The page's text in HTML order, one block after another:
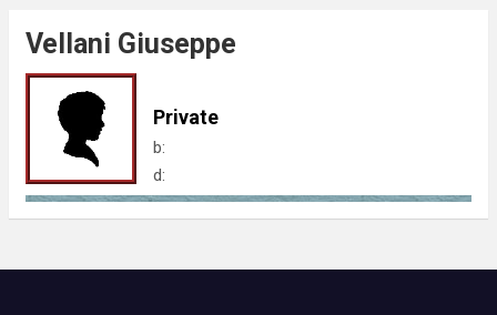
Vellani Giuseppe
Private
b:
d: